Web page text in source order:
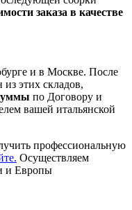
заказа в качестве
и в Москве. После
из этих складов,
по Договору и
вашей итальянской
профессиональную
Осуществляем
и Европы